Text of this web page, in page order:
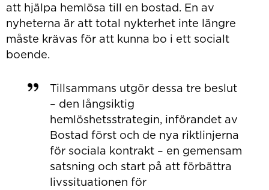
att hjälpa hemlösa till en bostad. En av
nyheterna är att total nykterhet inte längre
måste krävas för att kunna bo i ett socialt
boende.
Tillsammans utgör dessa tre beslut
– den långsiktig
hemlöshetsstrategin, införandet av
Bostad först och de nya riktlinjerna
för sociala kontrakt – en gemensam
satsning och start på att förbättra
livssituationen för